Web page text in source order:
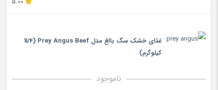
غذای خشک سگ بالغ مدل Prey Angus Beef (11/4
کیلوگرم)
ناموجود